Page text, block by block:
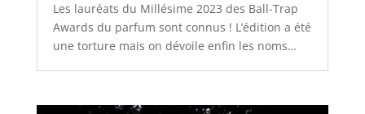
Les lauréats du Millésime 2023 des Ball-Trap
Awards du parfum sont connus ! L’édition a été
une torture mais on dévoile enfin les noms…